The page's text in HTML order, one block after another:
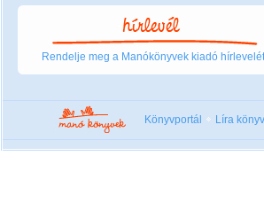
Rendelje meg a Manókönyvek kiadó hírlevelét
Könyvportál Líra könyv